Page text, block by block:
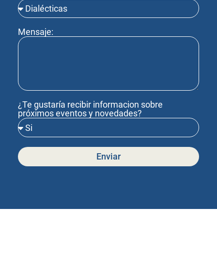
Mensaje:
¿Te gustaría recibir informacion sobre
próximos eventos y novedades?
Enviar